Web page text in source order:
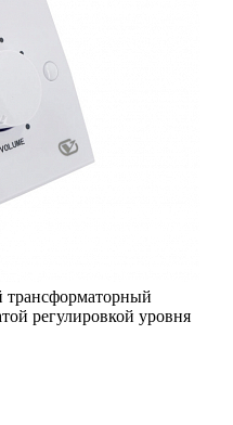
регулировкой уровня